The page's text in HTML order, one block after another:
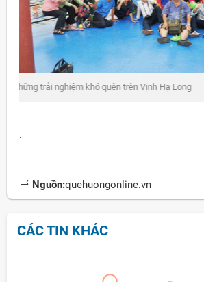
Nét duyên dáng của các chị và các cô trên Vịnh
.
Nguồn:quehuongonline.vn
CÁC TIN KHÁC